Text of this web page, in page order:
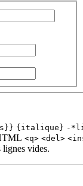
{italique} -
<q> <del>
lignes vides.